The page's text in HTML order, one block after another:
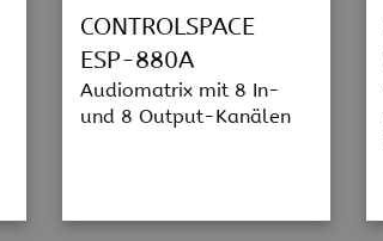
CONTROLSPACE
ESP-880A
Audiomatrix mit 8 In-
und 8 Output-Kanälen